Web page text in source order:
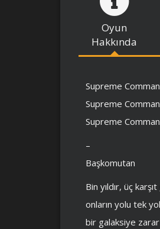
Oyun
Hakkında
Supreme
Supreme
Supreme
–
Başkomutan
Bin yıldır, üç
onların yolu tek
bir galaksiye